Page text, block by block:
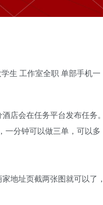
生 工作室全职 单部手机一
店会在任务平台发布任务。
一分钟可以做三单，可以多
地址页截两张图就可以了，